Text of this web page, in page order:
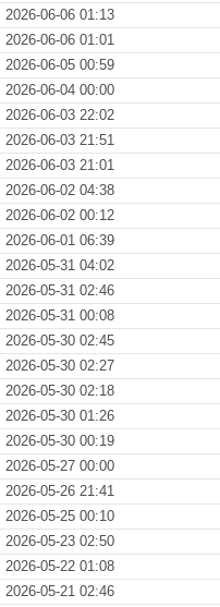
2026-06-06 01:13
2026-06-06 01:01
2026-06-05 00:59
2026-06-04 00:00
2026-06-03 22:02
2026-06-03 21:51
2026-06-03 21:01
2026-06-02 04:38
2026-06-02 00:12
2026-06-01 06:39
2026-05-31 04:02
2026-05-31 02:46
2026-05-31 00:08
2026-05-30 02:45
2026-05-30 02:27
2026-05-30 02:18
2026-05-30 01:26
2026-05-30 00:19
2026-05-27 00:00
2026-05-26 21:41
2026-05-25 00:10
2026-05-23 02:50
2026-05-22 01:08
2026-05-21 02:46